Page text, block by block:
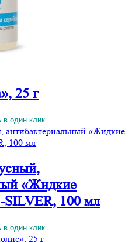
25 г
в один клик
«Жидкие
100 мл
в один клик